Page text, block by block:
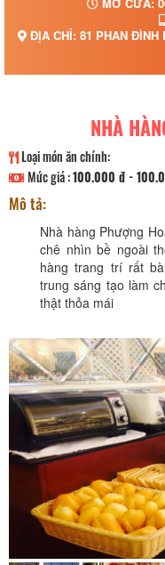
ĐỊA CHỈ: 81 PHAN ĐÌNH
NHÀ
Loại món ăn chính:
Mức giá :100.000 đ -
Mô tả:
Nhà hàng Phượng
chê nhìn bề ngoài
hàng trang trí rất
trung sáng tạo làm
thật thỏa mái